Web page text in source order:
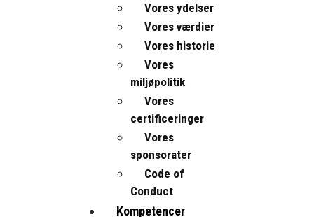
Vores ydelser
Vores værdier
Vores historie
Vores
miljøpolitik
Vores
certificeringer
Vores
sponsorater
Code of
Conduct
Kompetencer